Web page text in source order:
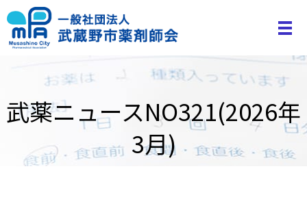
武薬ニュースNO321(2026年
3月)